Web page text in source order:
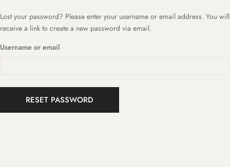
Lost your password? Please enter your username or email address. You will
receive a link to create a new password via email.
Username or email
RESET PASSWORD